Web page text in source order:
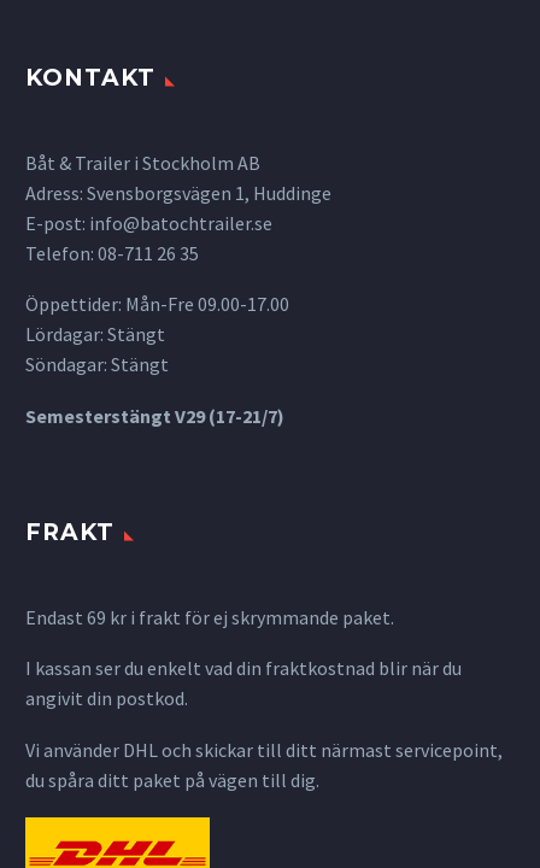
KONTAKT
Båt & Trailer i Stockholm AB
Adress: Svensborgsvägen 1, Huddinge
E-post: info@batochtrailer.se
Telefon: 08-711 26 35
Öppettider: Mån-Fre 09.00-17.00
Lördagar: Stängt
Söndagar: Stängt
Semesterstängt V29 (17-21/7)
FRAKT
Endast 69 kr i frakt för ej skrymmande paket.
I kassan ser du enkelt vad din fraktkostnad blir när du
angivit din postkod.
Vi använder DHL och skickar till ditt närmast servicepoint,
du spåra ditt paket på vägen till dig.